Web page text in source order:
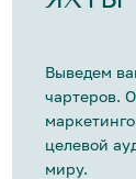
Выведем
чартеров.
целевой
миру.